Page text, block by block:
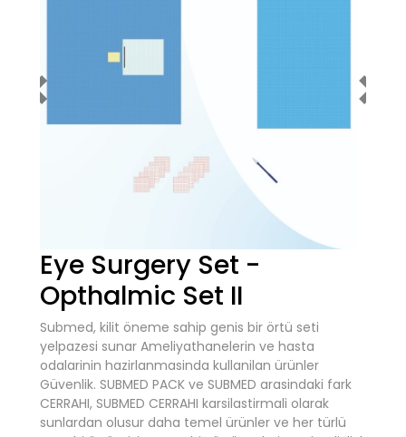
Previous
Eye Surgery Set -
Opthalmic Set II
Submed, kilit öneme sahip genis bir örtü seti
yelpazesi sunar Ameliyathanelerin ve hasta
odalarinin hazirlanmasinda kullanilan ürünler
Güvenlik. SUBMED PACK ve SUBMED arasindaki fark
CERRAHI, SUBMED CERRAHI karsilastirmali olarak
sunlardan olusur daha temel ürünler ve her türlü